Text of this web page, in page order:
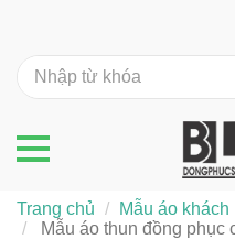
Trang chủ
Mẫu áo khách
Mẫu áo thun đồng phục